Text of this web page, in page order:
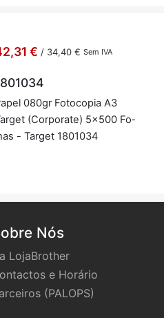
€ / 34,40 € Sem IVA
080gr Fo­to­copia A3
(Cor­po­rate) 5x500 Fo­
- Target 1801034
Nós
LojaBrother
e Horário
(PALOPS)